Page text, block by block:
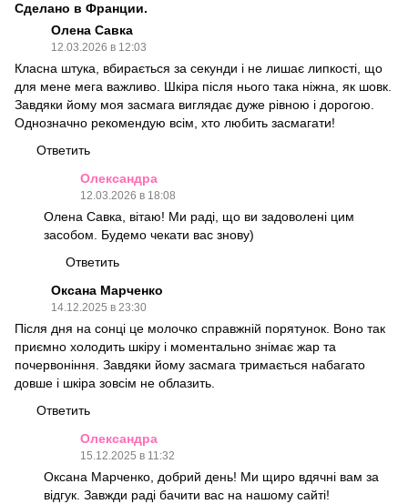
Сделано в Франции.
Олена Савка
12.03.2026 в 12:03
Класна штука, вбирається за секунди і не лишає липкості, що
для мене мега важливо. Шкіра після нього така ніжна, як шовк.
Завдяки йому моя засмага виглядає дуже рівною і дорогою.
Однозначно рекомендую всім, хто любить засмагати!
Ответить
Олександра
12.03.2026 в 18:08
Олена Савка, вітаю! Ми раді, що ви задоволені цим
засобом. Будемо чекати вас знову)
Ответить
Оксана Марченко
14.12.2025 в 23:30
Після дня на сонці це молочко справжній порятунок. Воно так
приємно холодить шкіру і моментально знімає жар та
почервоніння. Завдяки йому засмага тримається набагато
довше і шкіра зовсім не облазить.
Ответить
Олександра
15.12.2025 в 11:32
Оксана Марченко, добрий день! Ми щиро вдячні вам за
відгук. Завжди раді бачити вас на нашому сайті!